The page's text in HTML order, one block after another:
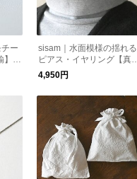
ー
イ
sisam｜水面模様の揺れる
ピアス・イヤリング【真
鍮】【手仕事】 / ユラギピ
アス・ユラギイヤリング
4,950円